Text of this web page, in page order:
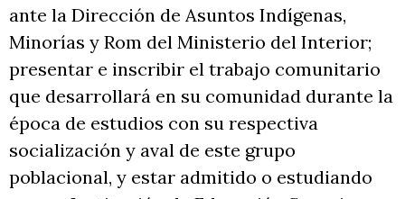
ante la Dirección de Asuntos Indígenas,
Minorías y Rom del Ministerio del Interior;
presentar e inscribir el trabajo comunitario
que desarrollará en su comunidad durante la
época de estudios con su respectiva
socialización y aval de este grupo
poblacional, y estar admitido o estudiando